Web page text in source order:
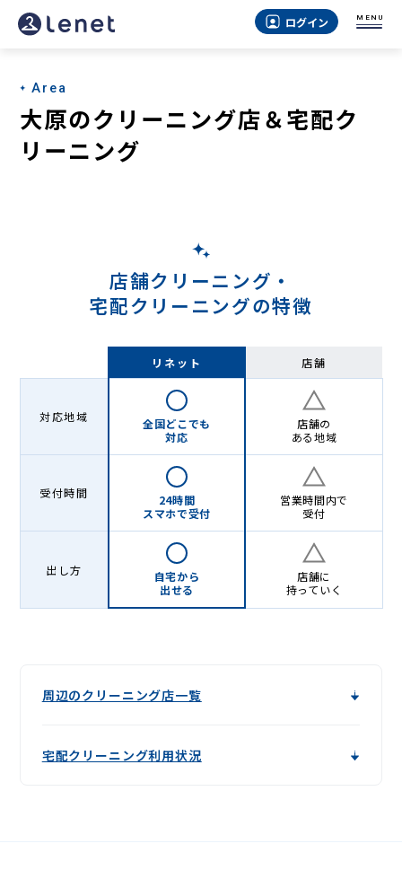
大
の
宅
Lenet〈リ
ト〉
ログイン MENU
Area
大原のクリーニング店＆宅配ク
リーニング
店舗クリーニング・
宅配クリーニングの特徴
リネット 店舗
対応地域
全国どこでも
対応
店舗の
ある地域
受付時間
24時間
スマホで受付
営業時間内で
受付
出し方
自宅から
出せる
店舗に
持っていく
周辺のクリーニング店一覧
宅配クリーニング利用状況